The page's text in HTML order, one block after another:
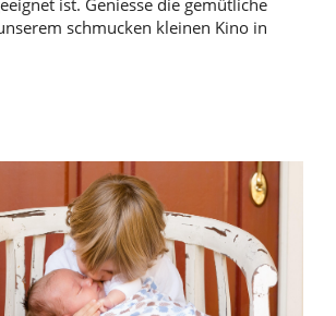
schmucken kleinen Kino in